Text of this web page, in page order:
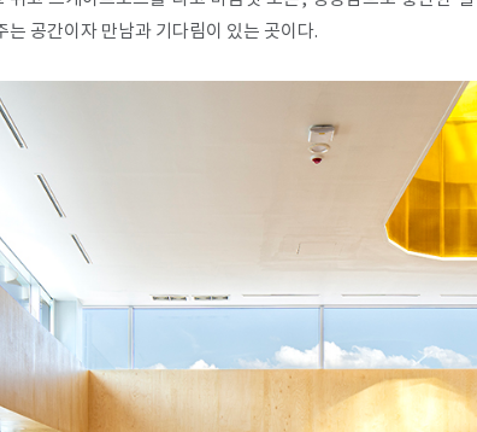
공간이자 만남과 기다림이 있는 곳이다.